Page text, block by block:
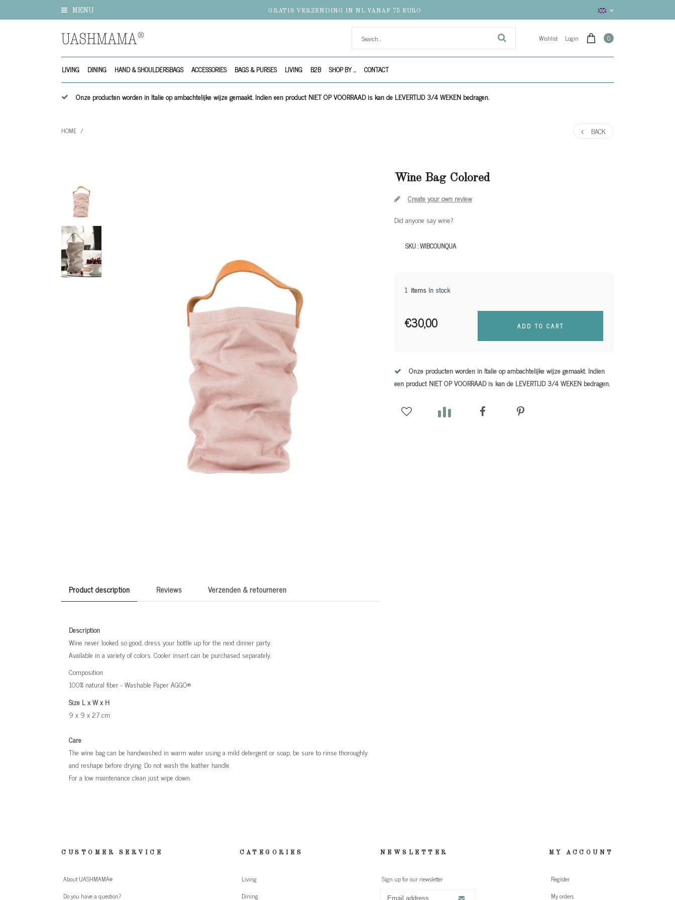
MENU GRATIS VERZENDING IN NL VANAF 75 EURO
Wishlist Login 0
LIVING DINING HAND & SHOULDERSBAGS ACCESSORIES BAGS & PURSES LIVING B2B SHOP BY ... CONTACT
Onze producten worden in Italie op ambachtelijke wijze gemaakt. Indien een product NIET OP VOORRAAD is kan de LEVERTIJD 3/4 WEKEN bedragen.
HOME / BACK
Product description Reviews Verzenden & retourneren
Description
Wine never looked so good, dress your bottle up for the next dinner party.
Available in a variety of colors. Cooler insert can be purchased separately.
Composition
100% natural fiber - Washable Paper AGGO®
Size L x W x H
9 x 9 x 27 cm
Care
The wine bag can be handwashed in warm water using a mild detergent or soap, be sure to rinse thoroughly
and reshape before drying. Do not wash the leather handle.
For a low maintenance clean just wipe down.
Wine Bag Colored
Create your own review
Did anyone say wine?
SKU :WIBCOUNQUA
1 items In stock
€30,00 ADD TO CART
Onze producten worden in Italie op ambachtelijke wijze gemaakt. Indien
een product NIET OP VOORRAAD is kan de LEVERTIJD 3/4 WEKEN bedragen.
CUSTOMER SERVICE
About UASHMAMA®
Do you have a question?
CATEGORIES
Living
Dining
NEWSLETTER
Sign up for our newsletter
MY ACCOUNT
Register
My orders